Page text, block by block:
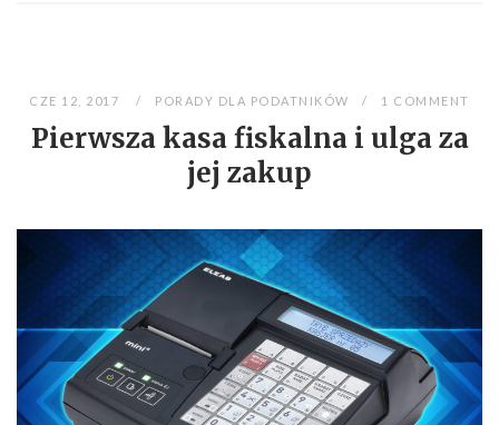
CZE 12, 2017 PORADY DLA PODATNIKÓW 1 COMMENT
Pierwsza kasa fiskalna i ulga za
jej zakup